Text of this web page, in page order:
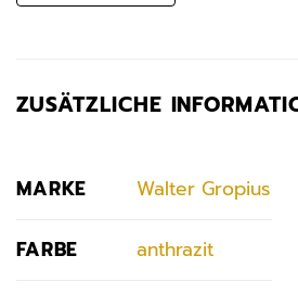
ZUSÄTZLICHE
MARKE Walter Gropius
FARBE anthrazit